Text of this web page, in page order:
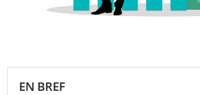
EN BREF